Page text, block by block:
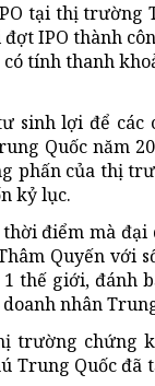
tại thị
IPO thành
tính thanh
sinh lợi để
Quốc năm
phấn của thị
kỷ lục.
điểm mà
Quyến với
thế giới, đánh
nhân
trường chứng
Trung Quốc